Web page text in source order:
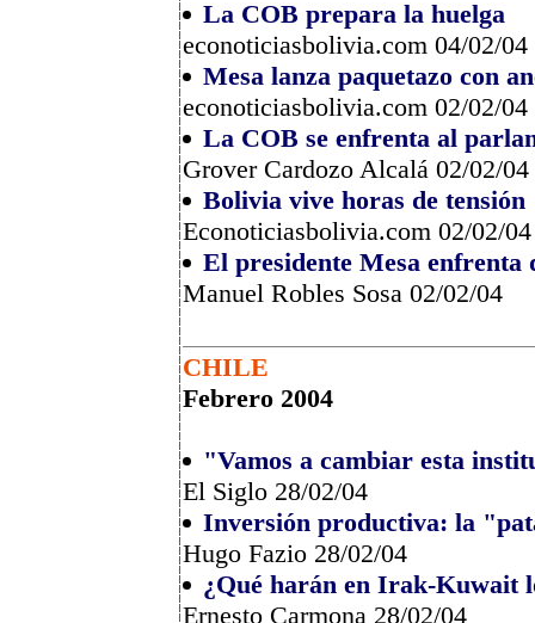
La COB prepara la huelga
econoticiasbolivia.com 04/02/04
Mesa lanza paquetazo con
econoticiasbolivia.com 02/02/04
La COB se enfrenta al
Grover Cardozo Alcalá 02/02/04
Bolivia vive horas de tensión
Econoticiasbolivia.com 02/02/04
El presidente Mesa enfrenta
Manuel Robles Sosa 02/02/04
CHILE
Febrero 2004
"Vamos a cambiar esta
El Siglo 28/02/04
Inversión productiva: la
Hugo Fazio 28/02/04
¿Qué harán en Irak-Kuwait
Ernesto Carmona 28/02/04